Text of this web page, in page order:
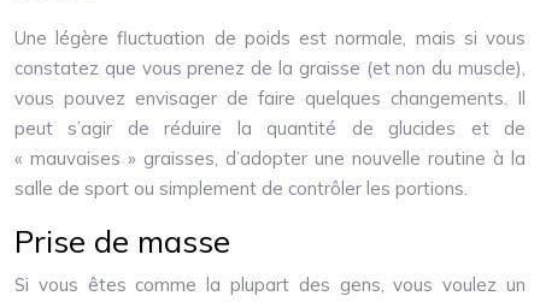
Une légère fluctuation de poids est normale, mais si vous
constatez que vous prenez de la graisse (et non du muscle),
vous pouvez envisager de faire quelques changements. Il
peut s’agir de réduire la quantité de glucides et de
« mauvaises » graisses, d’adopter une nouvelle routine à la
salle de sport ou simplement de contrôler les portions.
Prise de masse
Si vous êtes comme la plupart des gens, vous voulez un